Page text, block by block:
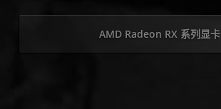
AMD Radeon RX 系列显卡